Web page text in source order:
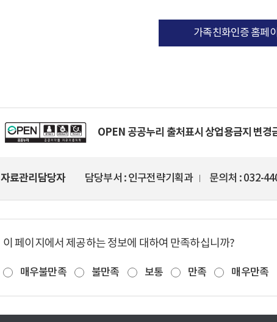
가족친화인증 홈페
OPEN 공공누리 출처표시 상업용금지 변경
자료관리담당자 담당부서 인구전략기획과 문의처 032-
이 페이지에서 제공하는 정보에 대하여 만족하십니까?
매우불만족 불만족 보통 만족 매우만족